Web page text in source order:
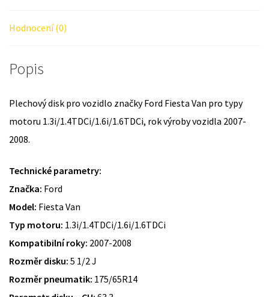
Hodnocení (0)
Popis
Plechový disk pro vozidlo značky Ford Fiesta Van pro typy
motoru 1.3i/1.4TDCi/1.6i/1.6TDCi, rok výroby vozidla 2007-
2008.
Technické parametry:
Značka: Ford
Model: Fiesta Van
Typ motoru: 1.3i/1.4TDCi/1.6i/1.6TDCi
Kompatibilní roky: 2007-2008
Rozměr disku: 5 1/2 J
Rozměr pneumatik: 175/65R14